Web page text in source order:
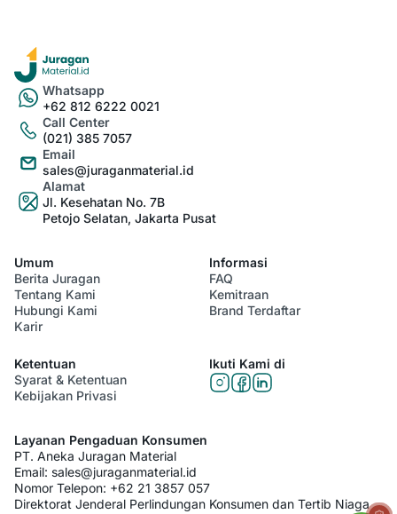
Whatsapp
+62 812 6222 0021
Call Center
(021) 385 7057
Email
sales@juraganmaterial.id
Alamat
Jl. Kesehatan No. 7B
Petojo Selatan, Jakarta Pusat
Umum
Berita Juragan
Tentang Kami
Hubungi Kami
Karir
Informasi
FAQ
Kemitraan
Brand Terdaftar
Ketentuan
Syarat & Ketentuan
Kebijakan Privasi
Ikuti Kami di
Layanan Pengaduan Konsumen
PT. Aneka Juragan Material
Email: sales@juraganmaterial.id
Nomor Telepon: +62 21 3857 057
Direktorat Jenderal Perlindungan Konsumen dan Tertib Niaga